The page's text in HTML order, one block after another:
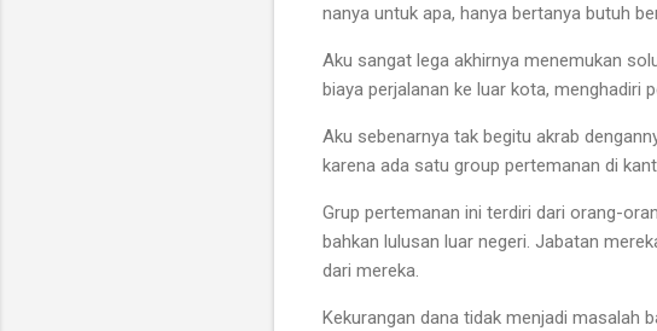
nanya untuk apa, hanya bertanya butuh
Aku sangat lega akhirnya menemukan
biaya perjalanan ke luar kota, menghadiri
Aku sebenarnya tak begitu akrab
karena ada satu group pertemanan di
Grup pertemanan ini terdiri dari orang-
bahkan lulusan luar negeri. Jabatan
dari mereka.
Kekurangan dana tidak menjadi masalah